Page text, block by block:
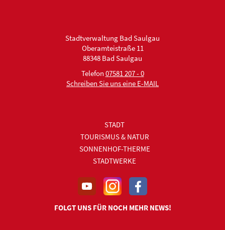
Stadtverwaltung Bad Saulgau
Oberamteistraße 11
88348 Bad Saulgau
Telefon 07581 207 - 0
Schreiben Sie uns eine E-MAIL
STADT
TOURISMUS & NATUR
SONNENHOF-THERME
STADTWERKE
FOLGT UNS FÜR NOCH MEHR NEWS!